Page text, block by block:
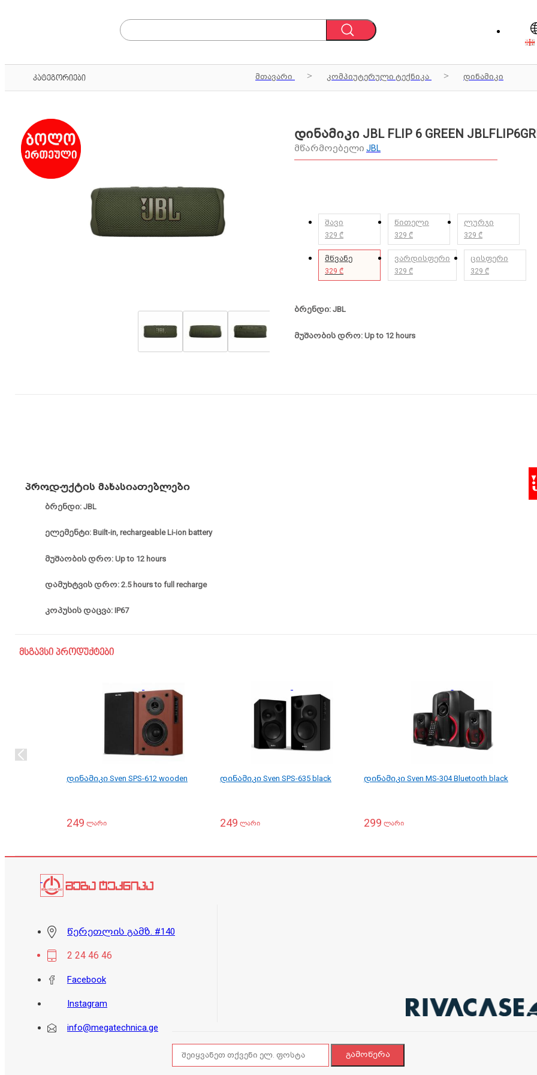
კატეგორიები მთავარი კომპიუტერული ტექნიკა დინამიკი
დინამიკი JBL FLIP 6 GREEN
მწარმოებელი JBL
შავი
329 ₾
წითელი
329 ₾
ლურჯი
329 ₾
მწვანე
329 ₾
ვარდისფერი
329 ₾
ცისფერი
329 ₾
ბრენდი: JBL
მუშაობის დრო: Up to 12 hours
პროდუქტის მახასიათებლები
ბრენდი: JBL
ელემენტი: Built-in, rechargeable Li-ion battery
მუშაობის დრო: Up to 12 hours
დამუხტვის დრო: 2.5 hours to full recharge
კოპუსის დაცვა: IP67
მსგავსი პროდუქტები
დინამიკი Sven SPS-612 wooden
249 ლარი
დინამიკი Sven SPS-635 black
249 ლარი
დინამიკი Sven MS-304 Bluetooth black
299 ლარი
წერეთლის გამზ. #140
2 24 46 46
Facebook
Instagram
info@megatechnica.ge